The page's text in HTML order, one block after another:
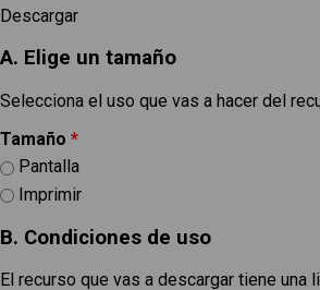
Descargar
A. Elige un tamaño
Selecciona el uso que vas a hacer del
Tamaño *
Pantalla
Imprimir
B. Condiciones de uso
El recurso que vas a descargar tiene